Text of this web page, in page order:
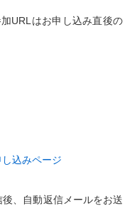
URLはお申し込み直後の
込みページ
、自動返信メールをお送